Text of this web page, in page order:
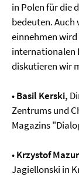
in Polen für die
bedeuten. Auch
einnehmen
internationalen
diskutieren wir
•Basil Kerski,
Zentrums und
Magazins
•Krzystof
Jagiellonski in